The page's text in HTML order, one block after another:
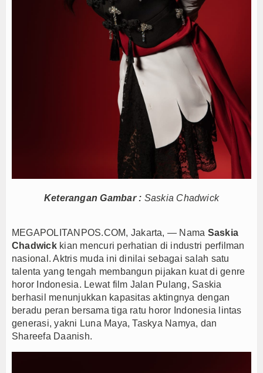
Ketum Asbanda Dorong Sinergi BPD dan BPR
Hari Jadi Kabupaten Blitar ke-702 Pisowanan
Jejak Narkoba di Majalengka Terkuak, Polisi
Mensos Gus Ipul Minta Pejabat Baru Fokus
Kinerja BNI Melesat, Transformasi Digital dan
PTPN I Percepat Optimalisasi Aset, Siapkan
Perkuat Tata Kelola Pemerintahan dan
Elim Tyu Samba Dampingi Ketua MPR RI Ziarah
Majalengka Siaga Narkoba, UNMA dan Bupati
Ketum Asbanda Tekankan KUB Bukan Cuma
Ketum Asbanda Dorong Sinergi BPD dan BPR
Keterangan Gambar : Saskia Chadwick
MEGAPOLITANPOS.COM, Jakarta, — Nama Saskia
Chadwickkian mencuri perhatian di industri perfilman
nasional. Aktris muda ini dinilai sebagai salah satu
talenta yang tengah membangun pijakan kuat di genre
horor Indonesia. Lewat film Jalan Pulang, Saskia
berhasil menunjukkan kapasitas aktingnya dengan
beradu peran bersama tiga ratu horor Indonesia lintas
generasi, yakni Luna Maya, Taskya Namya, dan
Shareefa Daanish.